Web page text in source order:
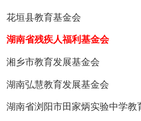
花垣县教育基金会
湖南省残疾人福利基金会
湘乡市教育发展基金会
湖南弘慧教育发展基金会
湖南省浏阳市田家炳实验中学教